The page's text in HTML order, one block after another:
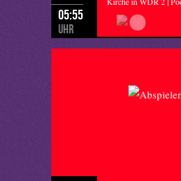
05:55
Uhr